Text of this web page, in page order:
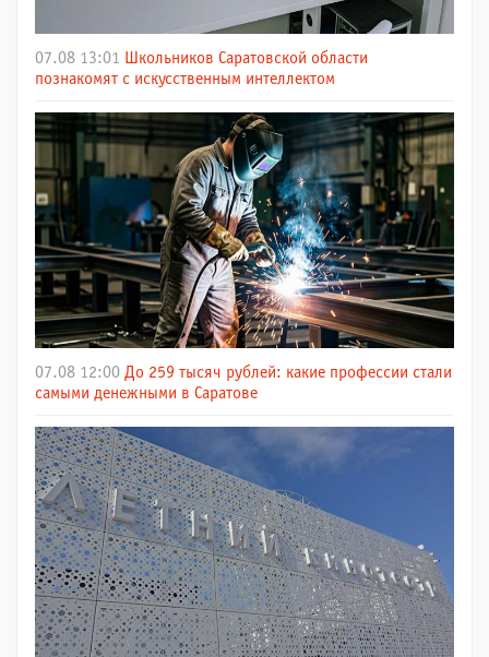
07.08 13:01
Школьников Саратовской области
познакомят с искусственным интеллектом
07.08 12:00 До 259 тысяч рублей: какие профессии стали
самыми денежными в Саратове